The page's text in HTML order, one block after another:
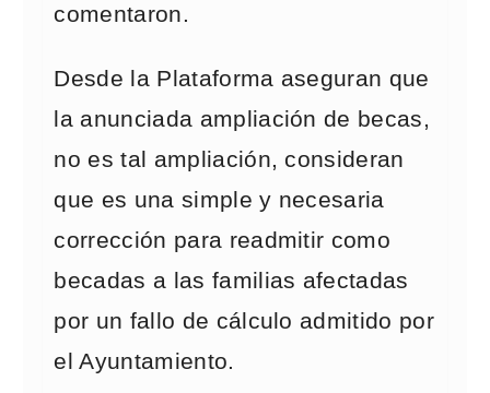
comentaron.
Desde la Plataforma aseguran que
la anunciada ampliación de becas,
no es tal ampliación, consideran
que es una simple y necesaria
corrección para readmitir como
becadas a las familias afectadas
por un fallo de cálculo admitido por
el Ayuntamiento.